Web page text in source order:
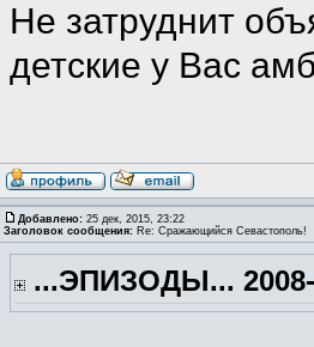
Не затруднит
детские у Вас
Добавлено: 25 дек, 2015, 23:22
Заголовок сообщения: Re: Сражающийся Севастополь!
...ЭПИЗОДЫ... 2008-